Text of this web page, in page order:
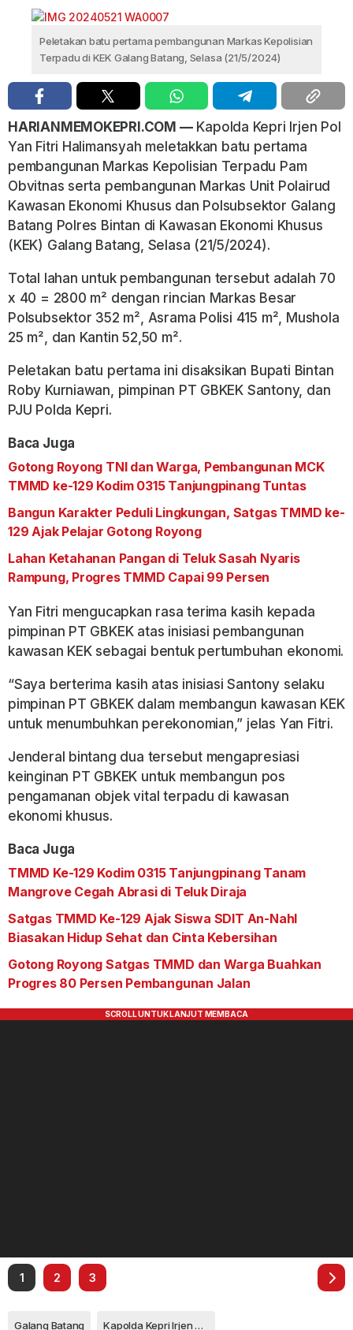
Peletakan batu pertama pembangunan Markas Kepolisian
Terpadu di KEK Galang Batang, Selasa (21/5/2024)
HARIANMEMOKEPRI.COM —Kapolda Kepri Irjen Pol
Yan Fitri Halimansyah meletakkan batu pertama
pembangunan Markas Kepolisian Terpadu Pam
Obvitnas serta pembangunan Markas Unit Polairud
Kawasan Ekonomi Khusus dan Polsubsektor Galang
Batang Polres Bintan di Kawasan Ekonomi Khusus
(KEK) Galang Batang, Selasa (21/5/2024).
Total lahan untuk pembangunan tersebut adalah 70
x 40 = 2800 m² dengan rincian Markas Besar
Polsubsektor 352 m², Asrama Polisi 415 m², Mushola
25 m², dan Kantin 52,50 m².
Peletakan batu pertama ini disaksikan Bupati Bintan
Roby Kurniawan, pimpinan PT GBKEK Santony, dan
PJU Polda Kepri.
Baca Juga
Gotong Royong TNI dan Warga, Pembangunan MCK
TMMD ke-129 Kodim 0315 Tanjungpinang Tuntas
Bangun Karakter Peduli Lingkungan, Satgas TMMD ke-
129 Ajak Pelajar Gotong Royong
Lahan Ketahanan Pangan di Teluk Sasah Nyaris
Rampung, Progres TMMD Capai 99 Persen
Yan Fitri mengucapkan rasa terima kasih kepada
pimpinan PT GBKEK atas inisiasi pembangunan
kawasan KEK sebagai bentuk pertumbuhan ekonomi.
“Saya berterima kasih atas inisiasi Santony selaku
pimpinan PT GBKEK dalam membangun kawasan KEK
untuk menumbuhkan perekonomian,” jelas Yan Fitri.
Jenderal bintang dua tersebut mengapresiasi
keinginan PT GBKEK untuk membangun pos
pengamanan objek vital terpadu di kawasan
ekonomi khusus.
Baca Juga
TMMD Ke-129 Kodim 0315 Tanjungpinang Tanam
Mangrove Cegah Abrasi di Teluk Diraja
Satgas TMMD Ke-129 Ajak Siswa SDIT An-Nahl
Biasakan Hidup Sehat dan Cinta Kebersihan
Gotong Royong Satgas TMMD dan Warga Buahkan
Progres 80 Persen Pembangunan Jalan
1 2 3
Galang Batang Kapolda Kepri Irjen Pol Yan Fitri Halimansyah